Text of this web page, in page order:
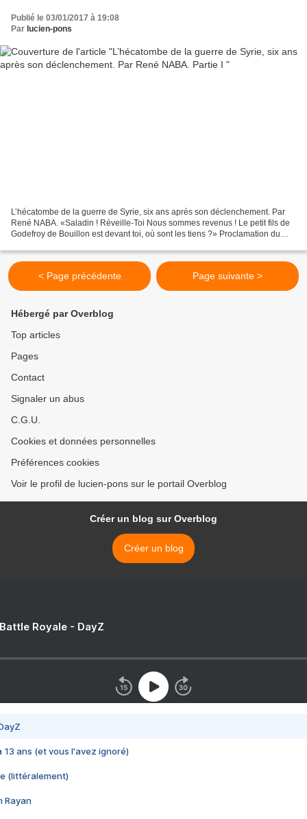
Publié le 03/01/2017 à 19:08
Par lucien-pons
L’hécatombe de la guerre de Syrie, six ans après son déclenchement. Par
René NABA. «Saladin ! Réveille-Toi Nous sommes revenus ! Le petit fils de
Godefroy de Bouillon est devant toi, où sont les tiens ?» Proclamation du
< Page précédente Page suivante >
Hébergé par Overblog
Top articles
Pages
Contact
Signaler un abus
C.G.U.
Cookies et données personnelles
Préférences cookies
Voir le profil de lucien-pons sur le portail Overblog
Créer un blog sur Overblog
Créer un blog
Royale - DayZ
13 ans (et vous l'avez ignoré)
(littéralement)
Rayan